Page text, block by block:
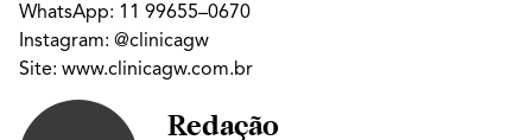
WhatsApp: 11 99655–0670
Instagram: @clinicagw
Site: www.clinicagw.com.br
Redação